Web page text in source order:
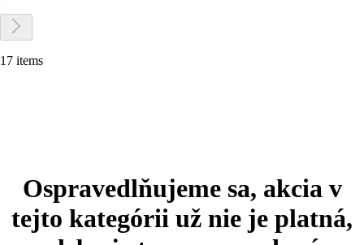
17 items
Ospravedlňujeme sa, akcia v
tejto kategórii už nie je platná,